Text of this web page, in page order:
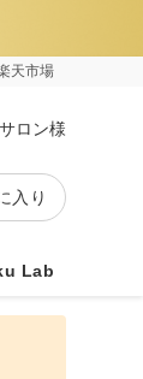
天市場
ロン様
入り
Lab